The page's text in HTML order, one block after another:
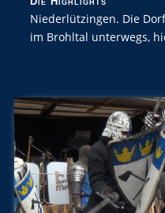
Niederlützingen. Die
im Brohltal unterwegs,